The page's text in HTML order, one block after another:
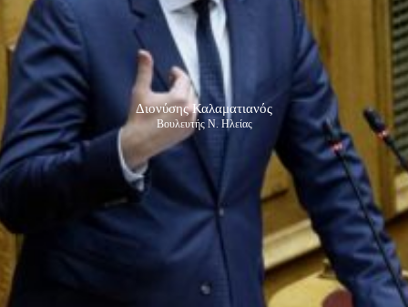
Διονύσης Καλαματιανός
Βουλευτής Ν. Ηλείας